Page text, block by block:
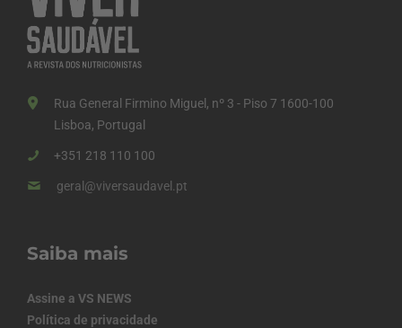
Rua General Firmino Miguel, nº 3 - Piso 7 1600-100
Lisboa, Portugal
+351 218 110 100
geral@viversaudavel.pt
Saiba mais
Assine a VS NEWS
Política de privacidade